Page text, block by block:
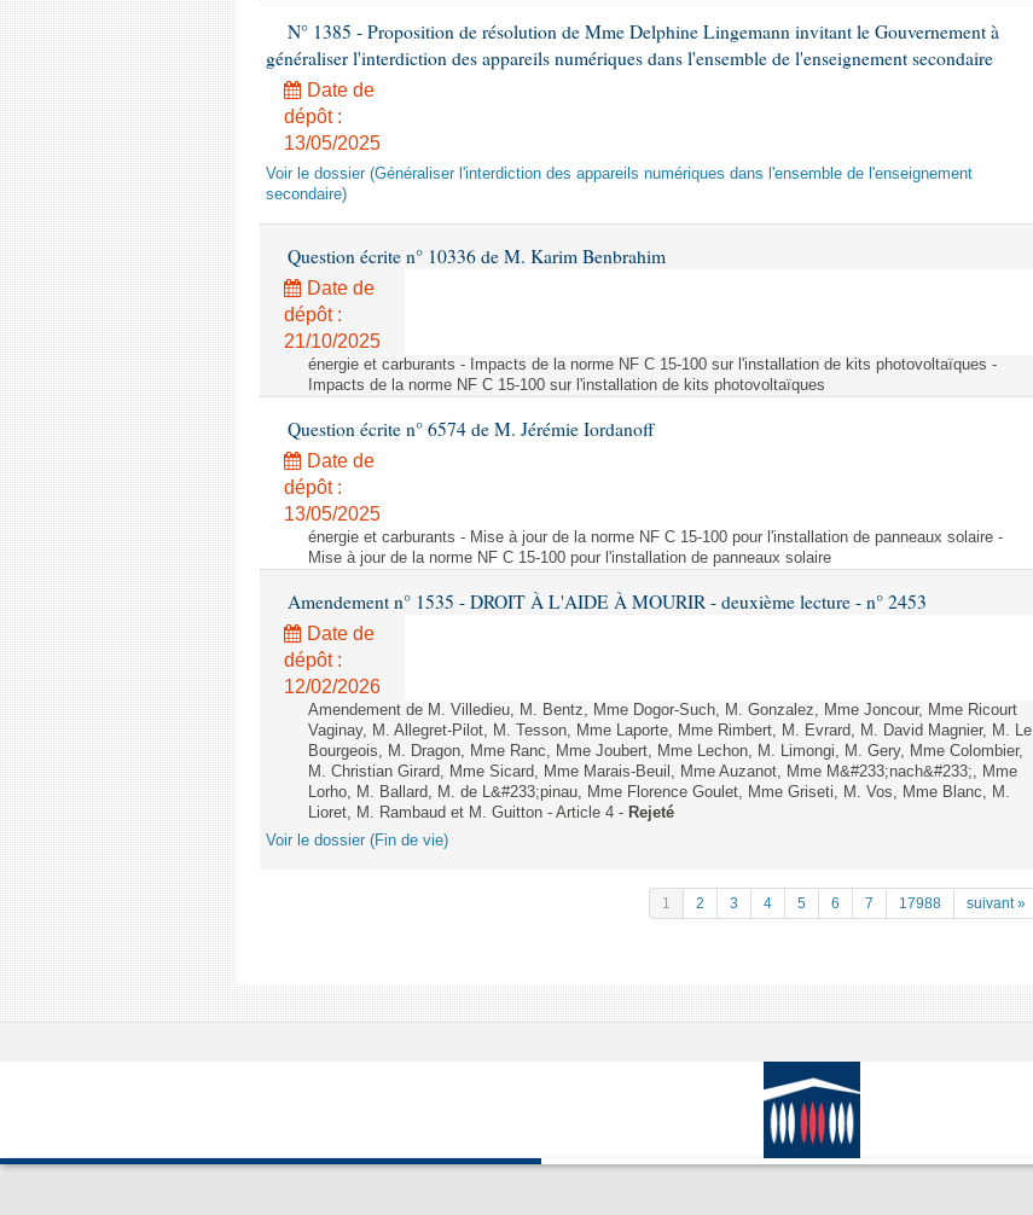
N° 1385 - Proposition de résolution de Mme Delphine Lingemann invitant le Gouvernement à
généraliser l'interdiction des appareils numériques dans l'ensemble de l'enseignement secondaire
Date de
dépôt :
13/05/2025
Voir le dossier (Généraliser l'interdiction des appareils numériques dans l'ensemble de l'enseignement
secondaire)
Question écrite n° 10336 de M. Karim Benbrahim
Date de
dépôt :
21/10/2025
énergie et carburants - Impacts de la norme NF C 15-100 sur l'installation de kits photovoltaïques -
Impacts de la norme NF C 15-100 sur l'installation de kits photovoltaïques
Question écrite n° 6574 de M. Jérémie Iordanoff
Date de
dépôt :
13/05/2025
énergie et carburants - Mise à jour de la norme NF C 15-100 pour l'installation de panneaux solaire -
Mise à jour de la norme NF C 15-100 pour l'installation de panneaux solaire
Amendement n° 1535 - DROIT À L'AIDE À MOURIR - deuxième lecture - n° 2453
Date de
dépôt :
12/02/2026
Amendement de M. Villedieu, M. Bentz, Mme Dogor-Such, M. Gonzalez, Mme Joncour, Mme Ricourt
Vaginay, M. Allegret-Pilot, M. Tesson, Mme Laporte, Mme Rimbert, M. Evrard, M. David Magnier, M. Le
Bourgeois, M. Dragon, Mme Ranc, Mme Joubert, Mme Lechon, M. Limongi, M. Gery, Mme Colombier,
M. Christian Girard, Mme Sicard, Mme Marais-Beuil, Mme Auzanot, Mme M&#233;nach&#233;, Mme
Lorho, M. Ballard, M. de L&#233;pinau, Mme Florence Goulet, Mme Griseti, M. Vos, Mme Blanc, M.
Lioret, M. Rambaud et M. Guitton - Article 4 - Rejeté
Voir le dossier (Fin de vie)
1 2 3 4 5 6 7 17988 suivant »